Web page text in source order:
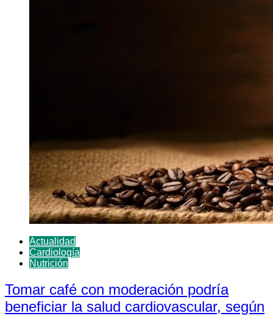
Actualidad
Cardiología
Nutrición
Tomar café con moderación podría
beneficiar la salud cardiovascular, según